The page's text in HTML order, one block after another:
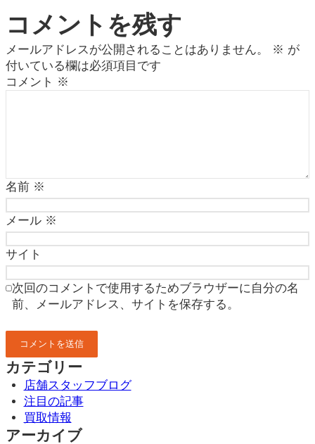
コメントを残す
メールアドレスが公開されることはありません。 ※ が
付いている欄は必須項目です
コメント ※
名前 ※
メール ※
サイト
次回のコメントで使用するためブラウザーに自分の名
前、メールアドレス、サイトを保存する。
カテゴリー
店舗スタッフブログ
注目の記事
買取情報
アーカイブ